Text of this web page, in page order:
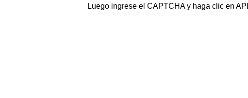
Luego ingrese el CAPTCHA y haga clic en